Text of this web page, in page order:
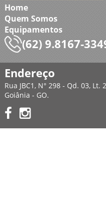
Home
Quem Somos
Equipamentos
(62) 9.8167-
Endereço
Rua JBC1, N° 298 - Qd. 03,
Goiânia - GO.